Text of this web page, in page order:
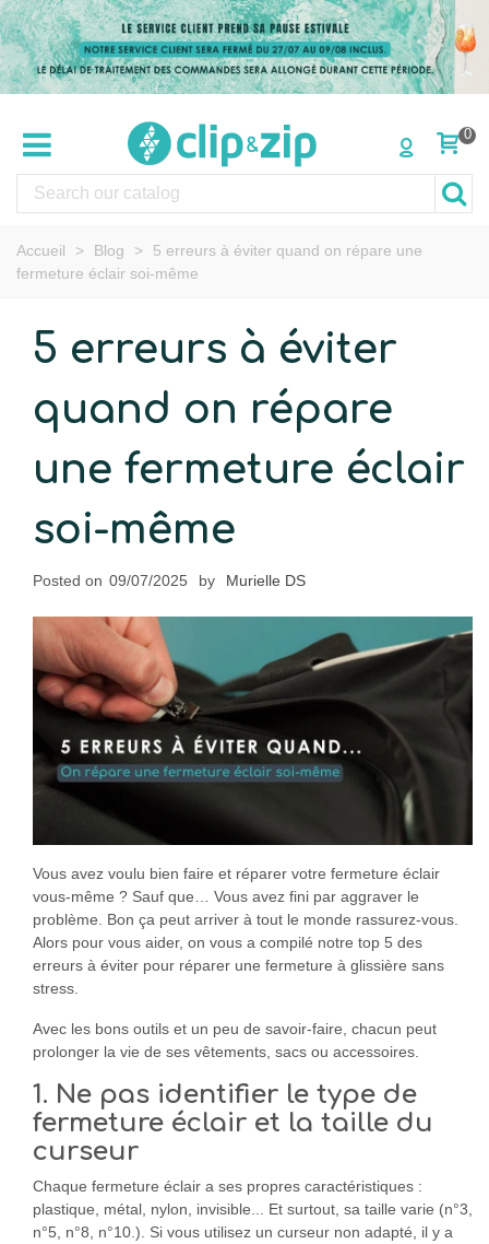
0
Accueil > Blog >
5 erreurs à éviter quand on répare une
fermeture éclair soi-même
5 erreurs à éviter
quand on répare
une fermeture éclair
soi-même
Posted on 09/07/2025 by Murielle DS
Vous avez voulu bien faire et réparer votre fermeture éclair
vous-même ? Sauf que… Vous avez fini par aggraver le
problème. Bon ça peut arriver à tout le monde rassurez-vous.
Alors pour vous aider, on vous a compilé notre top 5 des
erreurs à éviter pour réparer une fermeture à glissière sans
stress.
Avec les bons outils et un peu de savoir-faire, chacun peut
prolonger la vie de ses vêtements, sacs ou accessoires.
1. Ne pas identifier le type de
fermeture éclair et la taille du
curseur
Chaque fermeture éclair a ses propres caractéristiques :
plastique, métal, nylon, invisible... Et surtout, sa taille varie (n°3,
n°5, n°8, n°10.). Si vous utilisez un curseur non adapté, il y a